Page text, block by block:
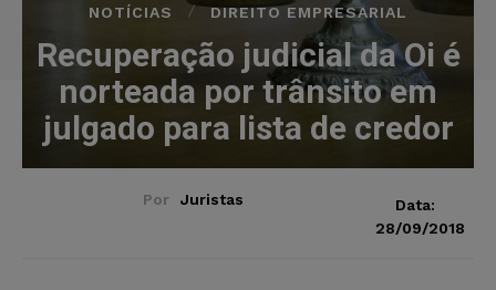
NOTÍCIAS DIREITO EMPRESARIAL
Recuperação judicial da Oi é
norteada por trânsito em
julgado para lista de credor
Por Juristas
Data:
28/09/2018